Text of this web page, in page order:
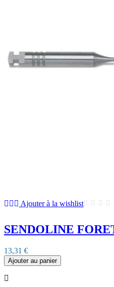
Ajouter à la wishlist
SENDOLINE
13,31 €
Ajouter au panier